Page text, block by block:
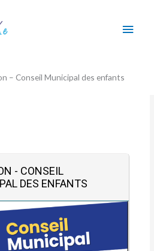
– Conseil Municipal des enfants
- CONSEIL
DES ENFANTS